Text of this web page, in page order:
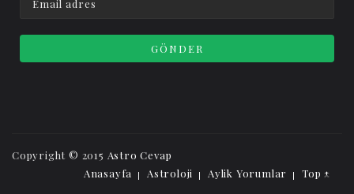
Copyright © 2015 Astro Cevap
Anasayfa
Astroloji Aylik Yorumlar Top ↑